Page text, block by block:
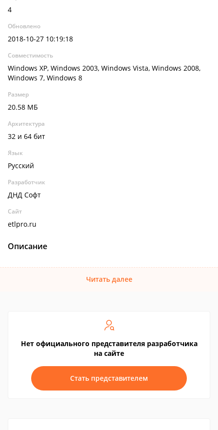
4
Обновлено
2018-10-27 10:19:18
Совместимость
Windows XP, Windows 2003, Windows Vista, Windows 2008,
Windows 7, Windows 8
Размер
20.58 МБ
Архитектура
32 и 64 бит
Язык
Русский
Разработчик
ДНД Софт
Сайт
etlpro.ru
Описание
Читать далее
Нет официального представителя разработчика
на сайте
Стать представителем